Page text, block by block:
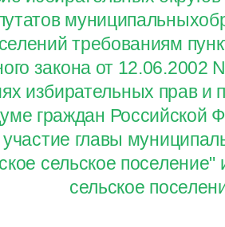
требованиям
закона от
избирательных прав и
граждан Российской
главы
сельское
сельское